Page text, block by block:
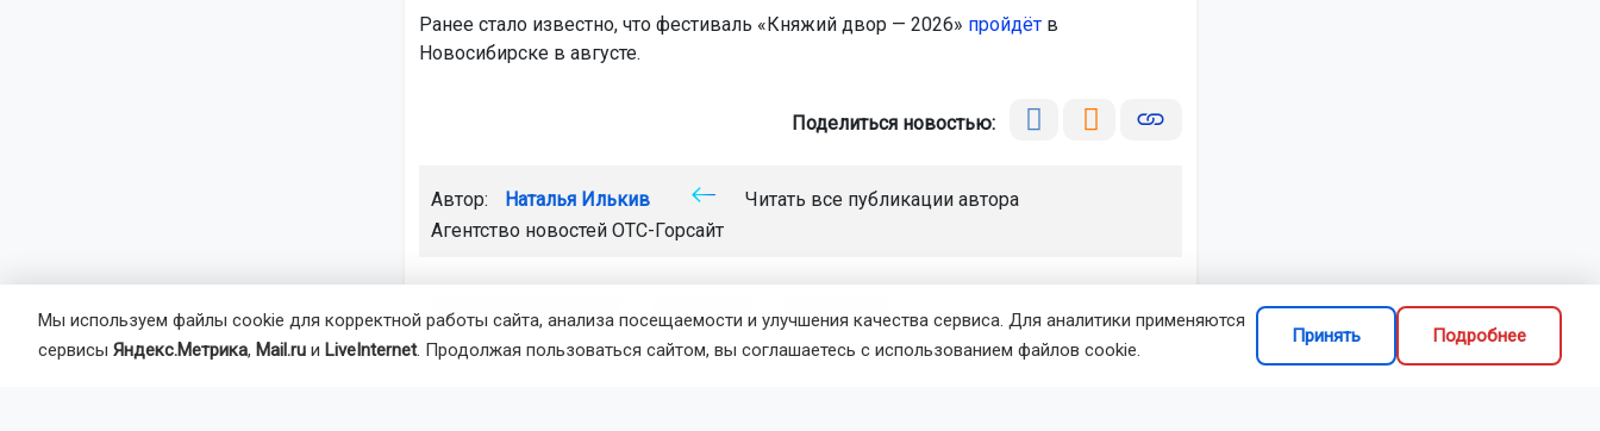
Ранее стало известно, что фестиваль «Княжий двор — 2026» пройдётв
Новосибирске в августе.
Поделиться новостью:
Автор: Наталья Илькив
Читать все публикации автора
Агентство новостей ОТС-Горсайт
Главная
Мы используем файлы cookie для корректной работы сайта, анализа посещаемости и улучшения качества сервиса. Для аналитики применяются
сервисы Яндекс.Метрика, Mail.ru и LiveInternet. Продолжая пользоваться сайтом, вы соглашаетесь с использованием файлов cookie.
Принять Подробнее